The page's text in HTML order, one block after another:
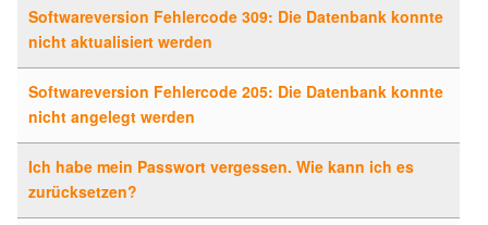
Softwareversion Fehlercode 309: Die Datenbank konnte
nicht aktualisiert werden
Softwareversion Fehlercode 205: Die Datenbank konnte
nicht angelegt werden
Ich habe mein Passwort vergessen. Wie kann ich es
zurücksetzen?